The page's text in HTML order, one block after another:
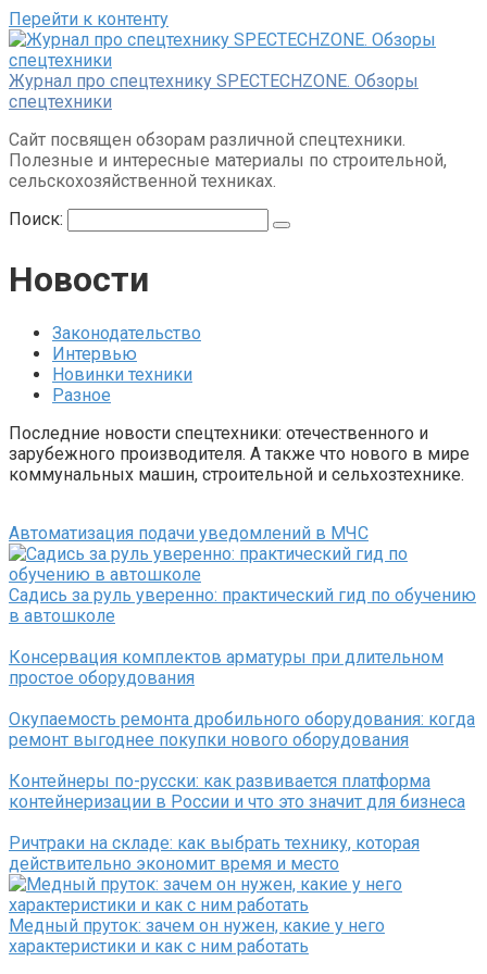
Перейти к контенту
Журнал про спецтехнику SPECTECHZONE. Обзоры
спецтехники
Сайт посвящен обзорам различной спецтехники.
Полезные и интересные материалы по строительной,
сельскохозяйственной техниках.
Поиск:
Новости
Законодательство
Интервью
Новинки техники
Разное
Последние новости спецтехники: отечественного и
зарубежного производителя. А также что нового в мире
коммунальных машин, строительной и сельхозтехнике.
Автоматизация подачи уведомлений в МЧС
Садись за руль уверенно: практический гид по обучению
в автошколе
Консервация комплектов арматуры при длительном
простое оборудования
Окупаемость ремонта дробильного оборудования: когда
ремонт выгоднее покупки нового оборудования
Контейнеры по-русски: как развивается платформа
контейнеризации в России и что это значит для бизнеса
Ричтраки на складе: как выбрать технику, которая
действительно экономит время и место
Медный пруток: зачем он нужен, какие у него
характеристики и как с ним работать